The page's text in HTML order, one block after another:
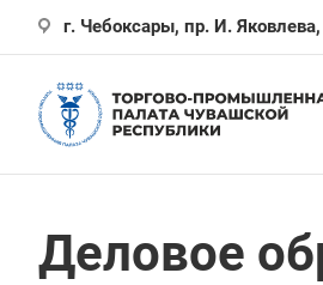
г. Чебоксары, пр. И.
Деловое